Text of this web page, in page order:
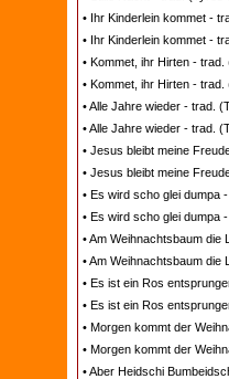
• Ihr Kinderlein kommet -
• Ihr Kinderlein kommet -
• Kommet, ihr Hirten -
• Kommet, ihr Hirten -
• Alle Jahre wieder - trad.
• Alle Jahre wieder - trad.
• Jesus bleibt meine
• Jesus bleibt meine
• Es wird scho glei dumpa
• Es wird scho glei dumpa
• Am Weihnachtsbaum
• Am Weihnachtsbaum
• Es ist ein Ros
• Es ist ein Ros
• Morgen kommt der
• Morgen kommt der
• Aber Heidschi